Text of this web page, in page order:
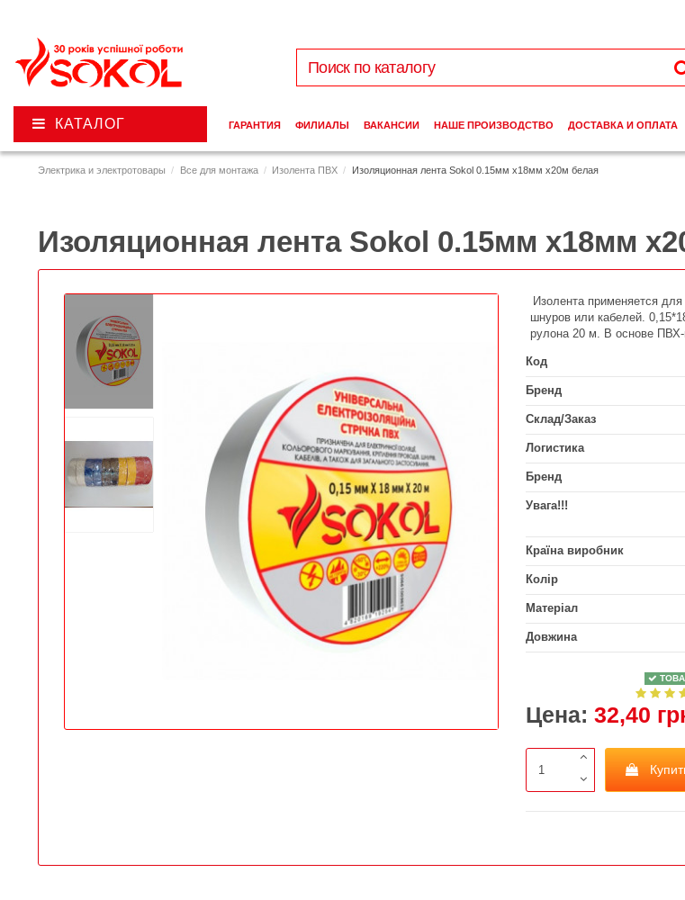
Электрика и электротовары Все для монтажа Изолента ПВХ Изоляционная лента Sokol 0.15мм х18мм х20м белая
Изоляционная лента Sokol 0.15мм х18мм
Изолента применяется
шнуров или кабелей.
рулона 20 м. В основе ПВХ-
Код
Бренд
Склад/Заказ
Логистика
Бренд
Увага!!!
Країна виробник
Колір
Матеріал
Довжина
Цена: 32,40
КАТАЛОГ ГАРАНТИЯ ФИЛИАЛЫ ВАКАНСИИ НАШЕ ПРОИЗВОДСТВО ДОСТАВКА И ОПЛАТА